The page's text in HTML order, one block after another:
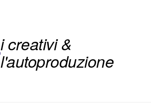
i creativi &
l'autoproduzione